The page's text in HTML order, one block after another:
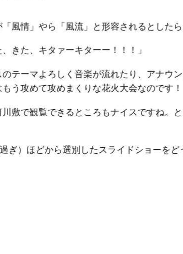
風情」やら「風流」と形容されるとした
、きた、キタァーキターー！！！」
テーマよろしく音楽が流れたり、アナウ
う攻めて攻めまくりな花火大会なのです！
敷で観覧できるところもナイスですね。
ぎ）ほどから選別したスライドショーをど